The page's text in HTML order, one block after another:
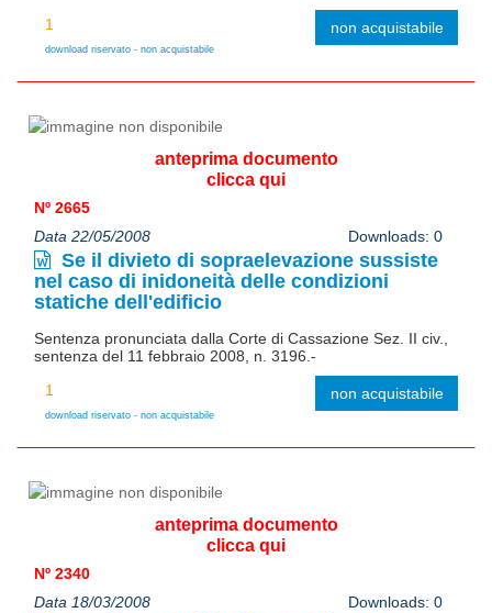
download riservato - non acquistabile
non acquistabile
anteprima documento
clicca qui
Nº 2665
Data 22/05/2008
Downloads: 0
Se il divieto di sopraelevazione sussiste
nel caso di inidoneità delle condizioni
statiche dell'edificio
Sentenza pronunciata dalla Corte di Cassazione Sez. II civ.,
sentenza del 11 febbraio 2008, n. 3196.-
download riservato - non acquistabile
non acquistabile
anteprima documento
clicca qui
Nº 2340
Data 18/03/2008
Downloads: 0